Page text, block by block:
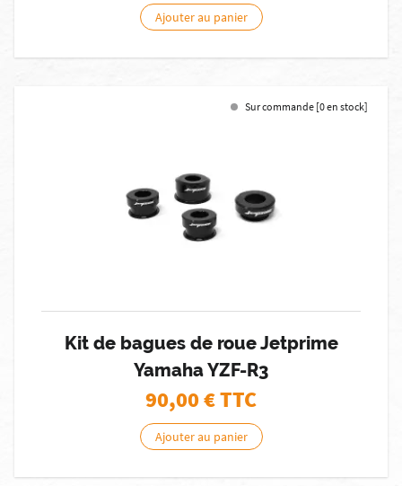
Ajouter au panier
Sur commande [0 en stock]
Kit de bagues de roue Jetprime
Yamaha YZF-R3
90,00€ TTC
Ajouter au panier